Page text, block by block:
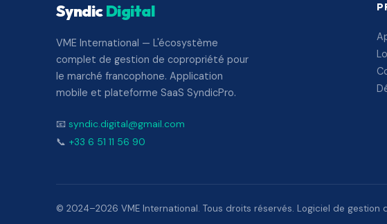
SyndicDigital
VME International — L'écosystème
complet de gestion de copropriété pour
le marché francophone. Application
mobile et plateforme SaaS SyndicPro.
📧 syndic.digital@gmail.com
📞 +33 6 51 11 56 90
© 2024–2026 VME International. Tous droits réservés. Logiciel de gestion